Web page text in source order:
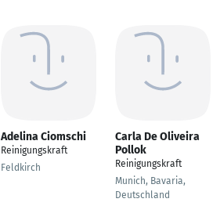
Adelina Ciomschi
Reinigungskraft
Feldkirch
Carla De Oliveira
Pollok
Reinigungskraft
Munich, Bavaria,
Deutschland